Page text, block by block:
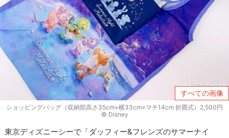
すべての画像
ショッピングバッグ（収納部高さ35cm×横33cm×マチ14cm 折畳式）2,500円
© Disney
東京ディズニーシーで「ダッフィー&フレンズのサマーナイ